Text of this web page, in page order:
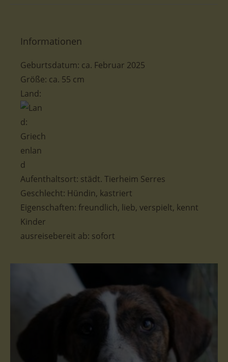
Informationen
Geburtsdatum: ca. Februar 2025
Größe: ca. 55 cm
Land:
Aufenthaltsort: städt. Tierheim Serres
Geschlecht: Hündin, kastriert
Eigenschaften: freundlich, lieb, verspielt, kennt
Kinder
ausreisebereit ab: sofort